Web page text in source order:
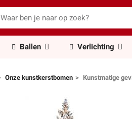
Ballen Verlichting
Onze kunstkerstbomen Kunstmatige